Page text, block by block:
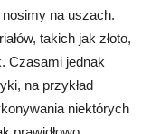
na uszach.
takich jak złoto,
Czasami jednak
na przykład
niektórych